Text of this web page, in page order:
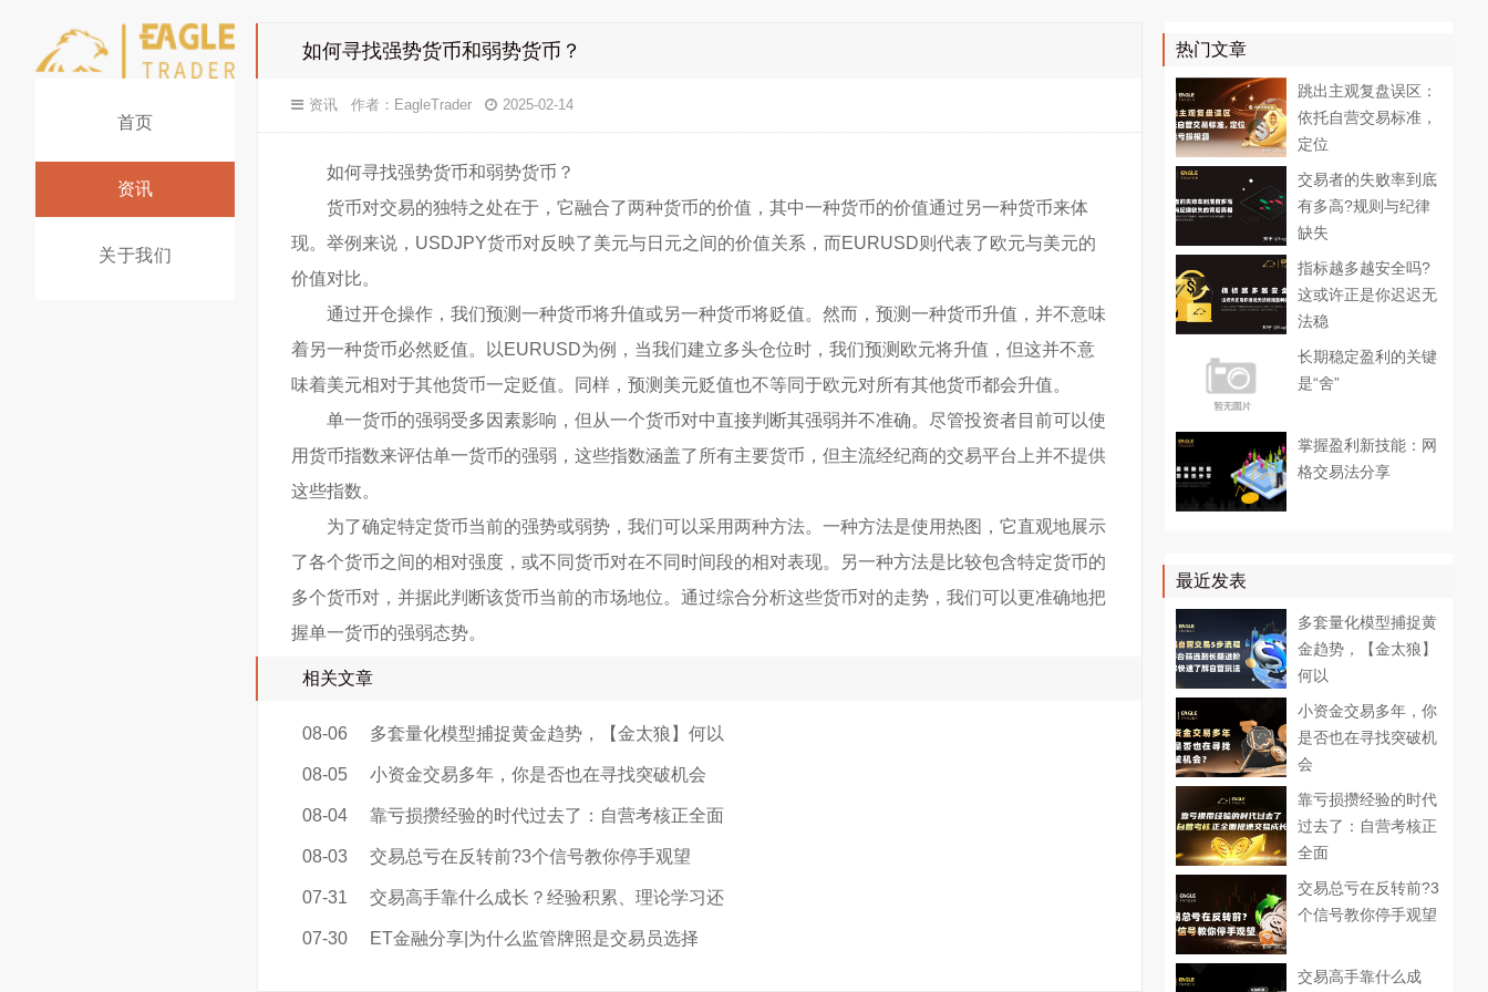
首页
资讯
关于我们
如何寻找强势货币和弱势货币？
资讯 作者： EagleTrader 2025-02-14
如何寻找强势货币和弱势货币？
货币对交易的独特之处在于，它融合了两种货币的价值，其中一种货币的价值通过另一种货币来体
现。举例来说，USDJPY货币对反映了美元与日元之间的价值关系，而EURUSD则代表了欧元与美元的
价值对比。
通过开仓操作，我们预测一种货币将升值或另一种货币将贬值。然而，预测一种货币升值，并不意味
着另一种货币必然贬值。以EURUSD为例，当我们建立多头仓位时，我们预测欧元将升值，但这并不意
味着美元相对于其他货币一定贬值。同样，预测美元贬值也不等同于欧元对所有其他货币都会升值。
单一货币的强弱受多因素影响，但从一个货币对中直接判断其强弱并不准确。尽管投资者目前可以使
用货币指数来评估单一货币的强弱，这些指数涵盖了所有主要货币，但主流经纪商的交易平台上并不提供
这些指数。
为了确定特定货币当前的强势或弱势，我们可以采用两种方法。一种方法是使用热图，它直观地展示
了各个货币之间的相对强度，或不同货币对在不同时间段的相对表现。另一种方法是比较包含特定货币的
多个货币对，并据此判断该货币当前的市场地位。通过综合分析这些货币对的走势，我们可以更准确地把
握单一货币的强弱态势。
相关文章
08-06 多套量化模型捕捉黄金趋势，【金太狼】何以
08-05 小资金交易多年，你是否也在寻找突破机会
08-04 靠亏损攒经验的时代过去了：自营考核正全面
08-03 交易总亏在反转前?3个信号教你停手观望
07-31 交易高手靠什么成长？经验积累、理论学习还
07-30 ET金融分享|为什么监管牌照是交易员选择
热门文章
跳出主观复盘误区：
依托自营交易标准，
定位
交易者的失败率到底
有多高?规则与纪律
缺失
指标越多越安全吗?
这或许正是你迟迟无
法稳
长期稳定盈利的关键
是“舍”
掌握盈利新技能：网
格交易法分享
最近发表
多套量化模型捕捉黄
金趋势，【金太狼】
何以
小资金交易多年，你
是否也在寻找突破机
会
靠亏损攒经验的时代
过去了：自营考核正
全面
交易总亏在反转前?3
个信号教你停手观望
交易高手靠什么成